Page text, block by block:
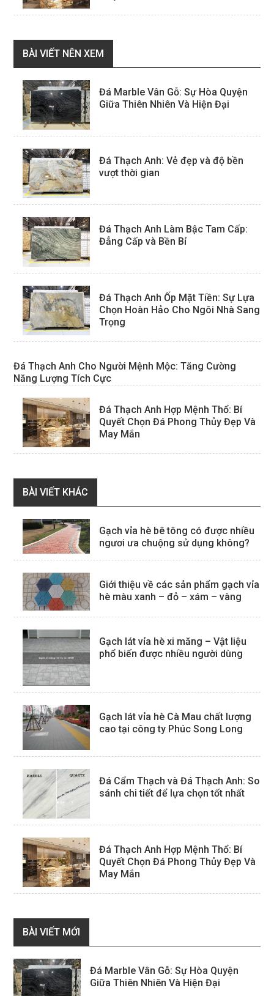
BÀI VIẾT NÊN XEM
Đá Marble Vân Gỗ: Sự Hòa Quyện
Giữa Thiên Nhiên Và Hiện Đại
Đá Thạch Anh: Vẻ đẹp và độ bền
vượt thời gian
Đá Thạch Anh Làm Bậc Tam Cấp:
Đẳng Cấp và Bền Bỉ
Đá Thạch Anh Ốp Mặt Tiền: Sự Lựa
Chọn Hoàn Hảo Cho Ngôi Nhà Sang
Trọng
Đá Thạch Anh Cho Người Mệnh Mộc: Tăng Cường
Năng Lượng Tích Cực
Đá Thạch Anh Hợp Mệnh Thổ: Bí
Quyết Chọn Đá Phong Thủy Đẹp Và
May Mắn
BÀI VIẾT KHÁC
Gạch vỉa hè bê tông có được nhiều
ngươi ưa chuộng sử dụng không?
Giới thiệu về các sản phẩm gạch vỉa
hè màu xanh – đỏ – xám – vàng
Gạch lát vỉa hè xi măng – Vật liệu
phổ biến được nhiều người dùng
Gạch lát vỉa hè Cà Mau chất lượng
cao tại công ty Phúc Song Long
Đá Cẩm Thạch và Đá Thạch Anh: So
sánh chi tiết để lựa chọn tốt nhất
Đá Thạch Anh Hợp Mệnh Thổ: Bí
Quyết Chọn Đá Phong Thủy Đẹp Và
May Mắn
BÀI VIẾT MỚI
Đá Marble Vân Gỗ: Sự Hòa Quyện
Giữa Thiên Nhiên Và Hiện Đại